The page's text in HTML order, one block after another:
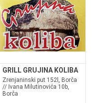
GRILL GRUJINA KOLIBA
Zrenjaninski put 152l, Borča
// Ivana Milutinovića 10b,
Borča